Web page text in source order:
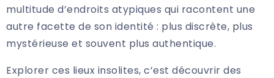
multitude d’endroits atypiques qui racontent une
autre facette de son identité : plus discrète, plus
mystérieuse et souvent plus authentique.
Explorer ces lieux insolites, c’est découvrir des